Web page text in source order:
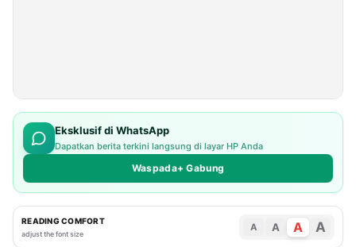
Eksklusif di WhatsApp
Dapatkan berita terkini langsung di layar HP Anda
Waspada+ Gabung
READING COMFORT
adjust the font size
A A A A